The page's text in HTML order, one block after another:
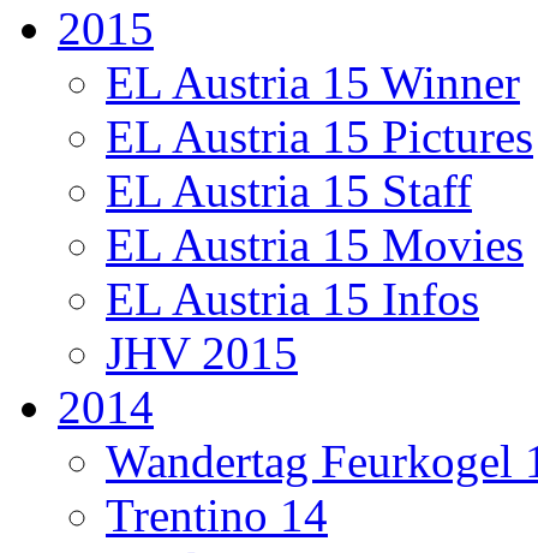
2015
EL Austria 15 Winner
EL Austria 15 Pictures
EL Austria 15 Staff
EL Austria 15 Movies
EL Austria 15 Infos
JHV 2015
2014
Wandertag Feurkogel
Trentino 14